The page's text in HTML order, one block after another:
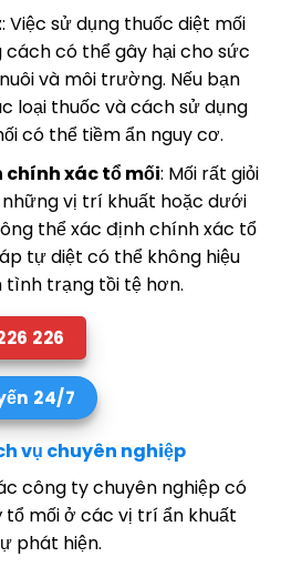
: Việc sử dụng thuốc diệt mối
có thể gây hại cho sức
và môi trường. Nếu bạn
loại thuốc và cách sử dụng
có thể tiềm ẩn nguy cơ.
chính xác tổ mối: Mối rất giỏi
vị trí khuất hoặc dưới
thể xác định chính xác tổ
tự diệt có thể không hiệu
trạng tồi tệ hơn.
226
24/7
vụ chuyên nghiệp
công ty chuyên nghiệp có
mối ở các vị trí ẩn khuất
phát hiện.